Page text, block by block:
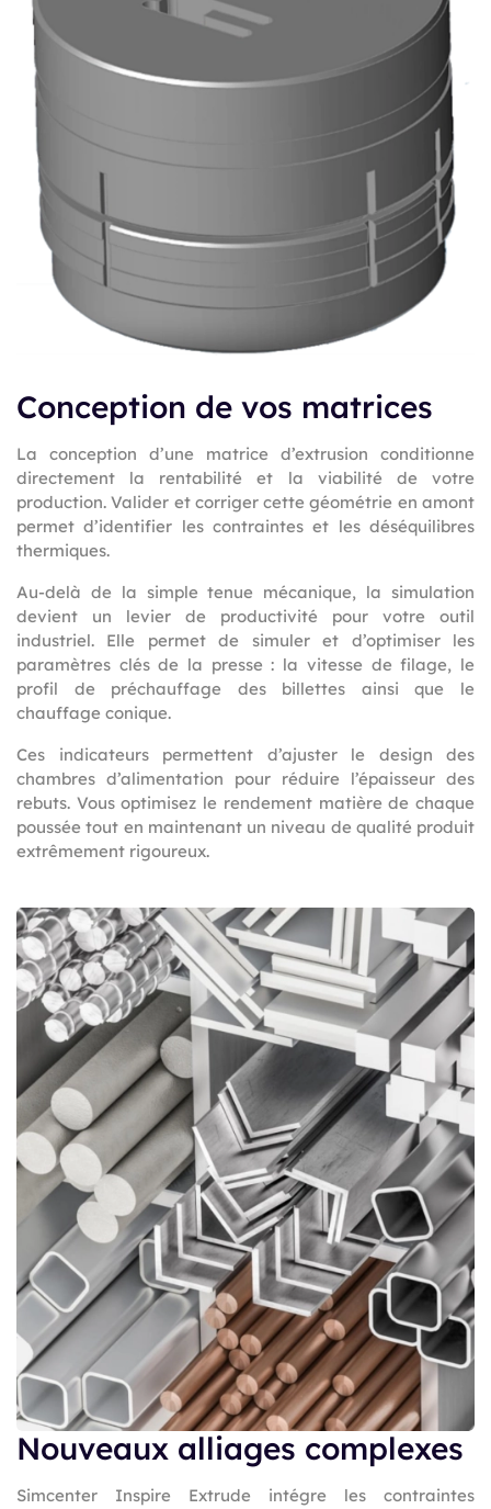
Conception de vos matrices
La conception d’une matrice d’extrusion conditionne
directement la rentabilité et la viabilité de votre
production. Valider et corriger cette géométrie en amont
permet d’identifier les contraintes et les déséquilibres
thermiques.
Au-delà de la simple tenue mécanique, la simulation
devient un levier de productivité pour votre outil
industriel. Elle permet de simuler et d’optimiser les
paramètres clés de la presse : la vitesse de filage, le
profil de préchauffage des billettes ainsi que le
chauffage conique.
Ces indicateurs permettent d’ajuster le design des
chambres d’alimentation pour réduire l’épaisseur des
rebuts. Vous optimisez le rendement matière de chaque
poussée tout en maintenant un niveau de qualité produit
extrêmement rigoureux.
Nouveaux alliages complexes
Simcenter Inspire Extrude intégre les contraintes